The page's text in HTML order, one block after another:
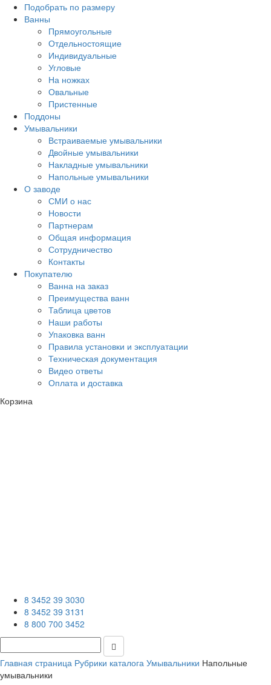
Подобрать по размеру
Ванны
Прямоугольные
Отдельностоящие
Индивидуальные
Угловые
На ножках
Овальные
Пристенные
Поддоны
Умывальники
Встраиваемые умывальники
Двойные умывальники
Накладные умывальники
Напольные умывальники
О заводе
СМИ о нас
Новости
Партнерам
Общая информация
Сотрудничество
Контакты
Покупателю
Ванна на заказ
Преимущества ванн
Таблица цветов
Наши работы
Упаковка ванн
Правила установки и эксплуатации
Техническая документация
Видео ответы
Оплата и доставка
Корзина
8 3452 39 3030
8 3452 39 3131
8 800 700 3452
Главная страница Рубрики каталога Умывальники Напольные
умывальники